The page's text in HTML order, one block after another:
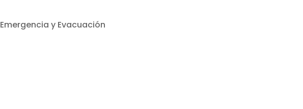
Emergencia y Evacuación